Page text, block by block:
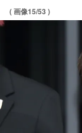
( 画像15/53 )